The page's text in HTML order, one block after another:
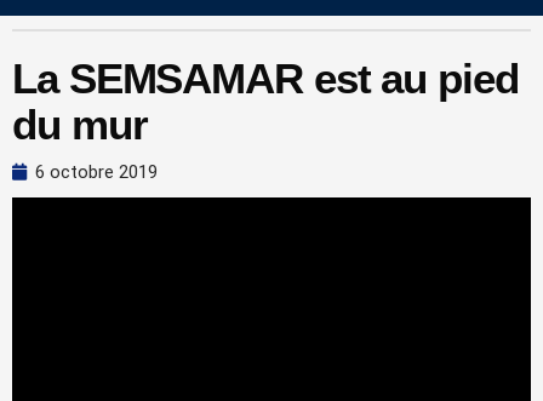
La SEMSAMAR est au pied
du mur
6 octobre 2019